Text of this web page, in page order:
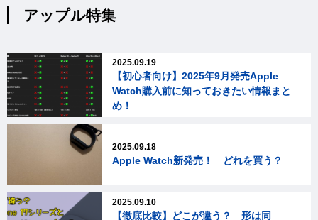
アップル特集
2025.09.19
【初心者向け】2025年9月発売Apple
Watch購入前に知っておきたい情報まと
め！
2025.09.18
Apple Watch新発売！ どれを買う？
2025.09.10
【徹底比較】どこが違う？ 形は同